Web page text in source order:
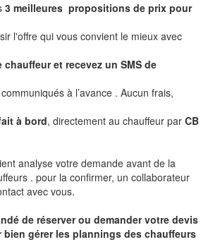
3 meilleures propositions de prix pour
l'offre qui vous convient le mieux avec
et recevez un SMS de
à l’avance . Aucun frais,
à bord, directement au chauffeur par CB
analyse votre demande avant de la
. pour la confirmer, un collaborateur
avec vous.
de réserverou demandervotre devis
bien gérer les plannings des chauffeurs